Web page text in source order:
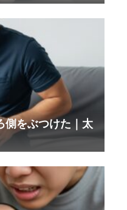
側をぶつけた｜太